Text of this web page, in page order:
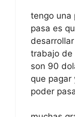
tengo una
pasa es
trabajo de
son 90
que pagar
poder